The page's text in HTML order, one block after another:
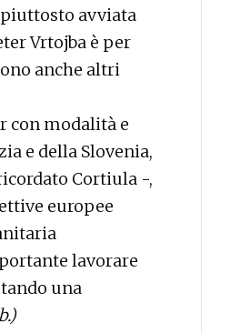
avviata
Vrtojba è per
anche altri
con modalità e
e della Slovenia,
Cortiula -,
europee
lavorare
una